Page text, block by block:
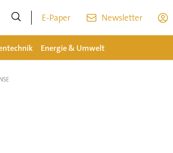
E-Paper Newsletter
Energie & Umwelt